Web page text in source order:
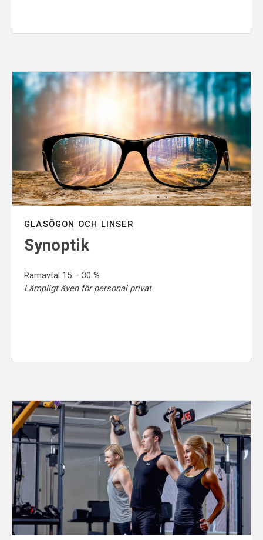
GLASÖGON OCH LINSER
Synoptik
Ramavtal 15 – 30 %
Lämpligt även för personal privat